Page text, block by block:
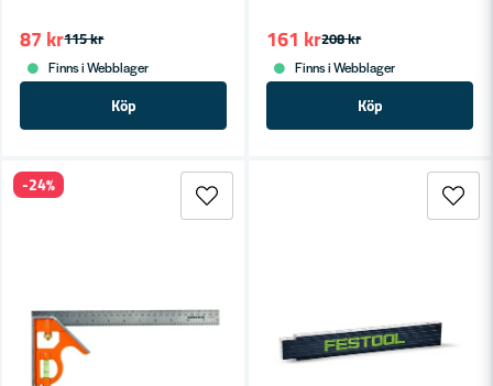
115 kr
87 kr
Finns i Webblager
Köp
208 kr
161 kr
Finns i Webblager
Köp
-24%